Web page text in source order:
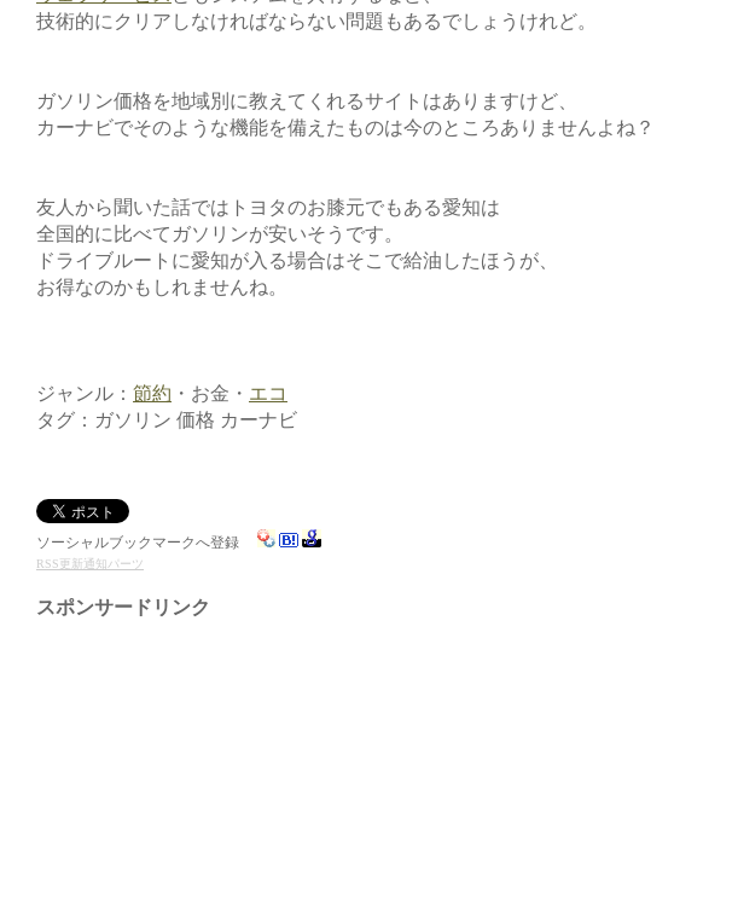
技術的にクリアしなければならない問題もあるでしょうけれど。
ガソリン価格を地域別に教えてくれるサイトはありますけど、
カーナビでそのような機能を備えたものは今のところありませんよね？
友人から聞いた話ではトヨタのお膝元でもある愛知は
全国的に比べてガソリンが安いそうです。
ドライブルートに愛知が入る場合はそこで給油したほうが、
お得なのかもしれませんね。
ジャンル： 節約 ・お金・ エコ
タグ：ガソリン 価格 カーナビ
ソーシャルブックマークへ登録
RSS更新通知パーツ
スポンサードリンク